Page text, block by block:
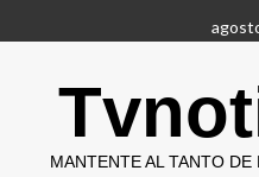
al
MANTENTE AL TANTO DE